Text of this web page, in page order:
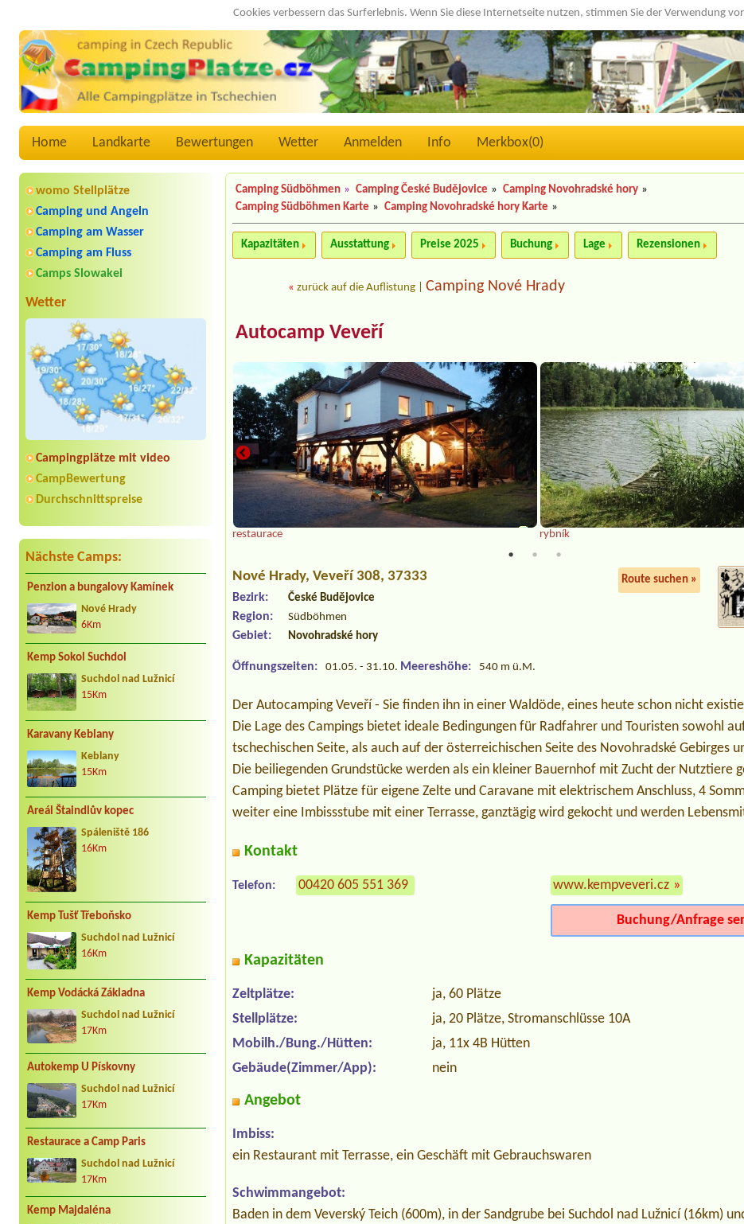
Cookies verbessern das Surferlebnis. Wenn Sie diese Internetseite nutzen, stimmen Sie der Verwendung
Home Landkarte Bewertungen Wetter Anmelden Info Merkbox(0)
womo Stellplätze
Camping und Angeln
Camping am Wasser
Camping am Fluss
Camps Slowakei
Wetter
Campingplätze mit video
CampBewertung
Durchschnittspreise
Nächste Camps:
Penzion a bungalovy Kamínek
Nové Hrady
6Km
Kemp Sokol Suchdol
Suchdol nad Lužnicí
15Km
Karavany Keblany
Keblany
15Km
Areál Štaindlův kopec
Spáleniště 186
16Km
Kemp Tušť Třeboňsko
Suchdol nad Lužnicí
16Km
Kemp Vodácká Základna
Suchdol nad Lužnicí
17Km
Autokemp U Pískovny
Suchdol nad Lužnicí
17Km
Restaurace a Camp Paris
Suchdol nad Lužnicí
17Km
Kemp Majdaléna
Camping Südböhmen » Camping České Budějovice » Camping Novohradské hory »
Camping Südböhmen Karte » Camping Novohradské hory Karte »
Kapazitäten Ausstattung Preise 2025 Buchung Lage Rezensionen
«zurück auf die Auflistung |Camping Nové Hrady
Autocamp Veveří
restaurace rybník
Nové Hrady, Veveří 308, 37333 Route suchen »
Bezirk: České Budějovice
Region: Südböhmen
Gebiet: Novohradské hory
Öffnungszeiten: 01.05. - 31.10. Meereshöhe: 540 m ü.M.
Der Autocamping Veveří - Sie finden ihn in einer Waldöde, eines heute schon nicht
Die Lage des Campings bietet ideale Bedingungen für Radfahrer und Touristen sowohl
tschechischen Seite, als auch auf der österreichischen Seite des Novohradské Gebirges
Die beiliegenden Grundstücke werden als ein kleiner Bauernhof mit Zucht der Nutztiere
Camping bietet Plätze für eigene Zelte und Caravane mit elektrischem Anschluss, 4
weiter eine Imbissstube mit einer Terrasse, ganztägig wird gekocht und werden
Kontakt
Telefon: 00420 605 551 369 www.kempveveri.cz »
Buchung/Anfrage
Kapazitäten
Zeltplätze:
ja, 60 Plätze
Stellplätze:
ja, 20 Plätze, Stromanschlüsse 10A
Mobilh./Bung./Hütten:
ja, 11x 4B Hütten
Gebäude(Zimmer/App):
nein
Angebot
Imbiss:
ein Restaurant mit Terrasse, ein Geschäft mit Gebrauchswaren
Schwimmangebot:
Baden in dem Veverský Teich (600m), in der Sandgrube bei Suchdol nad Lužnicí (16km)